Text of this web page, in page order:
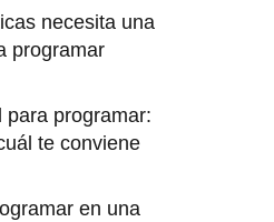
necesita una
programar
para programar:
te conviene
en una